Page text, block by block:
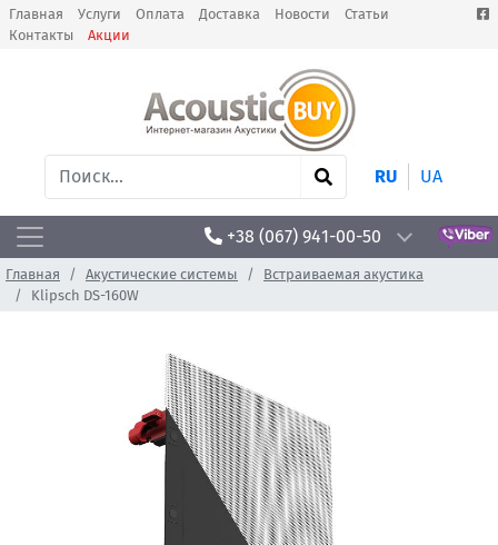
Главная Услуги Оплата Доставка Новости
Статьи
Контакты
Акции
RU UA
+38 (067) 941-00-50
Главная Акустические системы
Встраиваемая акустика
Klipsch DS-160W